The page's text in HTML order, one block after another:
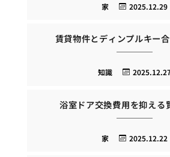
2025.12.29
家
賃貸物件とディンプルキー
知識
浴室ドア交換費用を抑える
2025.12.22
家